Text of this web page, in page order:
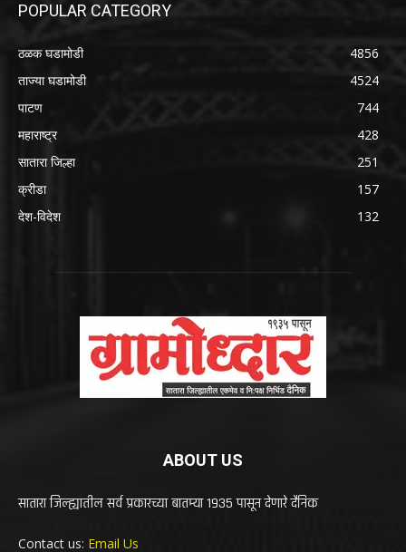
POPULAR CATEGORY
ठळक घडामोडी
4856
ताज्या घडामोडी
4524
पाटण
744
महाराष्ट्र
428
सातारा जिल्हा
251
क्रीडा
157
देश-विदेश
132
ABOUT US
सातारा जिल्ह्यातील सर्व प्रकारच्या बातम्या 1935 पासून देणारे दैनिक
Contact us: Email Us